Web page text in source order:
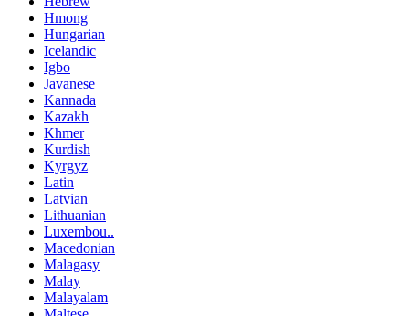
Hmong
Hungarian
Icelandic
Igbo
Javanese
Kannada
Kazakh
Khmer
Kurdish
Kyrgyz
Latin
Latvian
Lithuanian
Luxembou..
Macedonian
Malagasy
Malay
Malayalam